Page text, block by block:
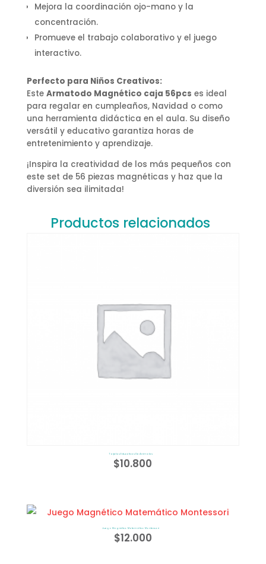
Mejora la coordinación ojo-mano y la
concentración.
Promueve el trabajo colaborativo y el juego
interactivo.
Perfecto para Niños Creativos:
Este Armatodo Magnético caja 56pcs es ideal
para regalar en cumpleaños, Navidad o como
una herramienta didáctica en el aula. Su diseño
versátil y educativo garantiza horas de
entretenimiento y aprendizaje.
¡Inspira la creatividad de los más pequeños con
este set de 56 piezas magnéticas y haz que la
diversión sea ilimitada!
Productos relacionados
Tarjetas Educativas De Animales
$10.800
Juego Magnético Matemático Montessori
$12.000